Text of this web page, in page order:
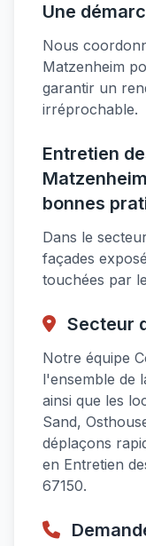
Une
Nous
Matzenheim
garantir un
irréprochable.
Entretien
bonnes
Dans le
façades
touchées par
Secteur
Notre équipe
l'ensemble de
ainsi que les
Sand,
déplaçons
en Entretien
67150.